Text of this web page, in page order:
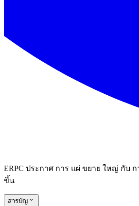
ERPC ประกาศ การ แผ่ ขยาย ใหญ่ กับ
ขึ้น
สารบัญ